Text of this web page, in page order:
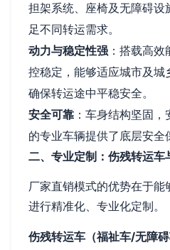
担架系统、座椅及无障碍
足不同转运需求。
动力与稳定性强 ：搭载高
控稳定，能够适应城市及城
确保转运途中平稳安全。
安全可靠 ：车身结构坚固
的专业车辆提供了底层安全
二、专业定制：伤残转运车
厂家直销模式的优势在于能
进行精准化、专业化定制。
伤残转运车（福祉车/无障碍